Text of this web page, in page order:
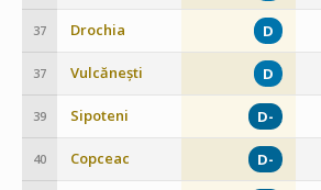
37 Drochia D
37 Vulcănești D
39 Sipoteni D-
40 Copceac D-